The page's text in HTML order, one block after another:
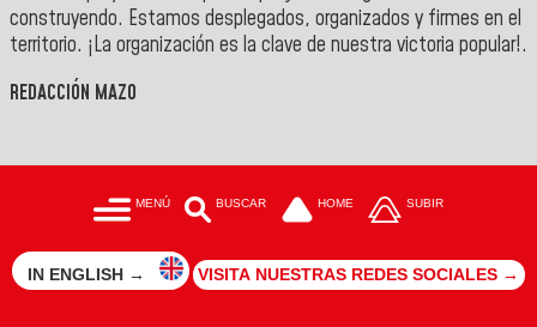
construyendo. Estamos desplegados, organizados y firmes en el
territorio. ¡La organización es la clave de nuestra victoria popular!.
REDACCIÓN MAZO
MENÚ BUSCAR HOME SUBIR
IN ENGLISH → VISITA NUESTRAS REDES SOCIALES →